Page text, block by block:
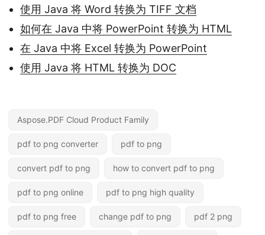
使用 Java 将 Word 转换为 TIFF 文档
如何在 Java 中将 PowerPoint 转换为 HTML
在 Java 中将 Excel 转换为 PowerPoint
使用 Java 将 HTML 转换为 DOC
Aspose.PDF Cloud Product Family
pdf to png converter pdf to png
convert pdf to png how to convert pdf to png
pdf to png online pdf to png high quality
pdf to png free change pdf to png pdf 2 png